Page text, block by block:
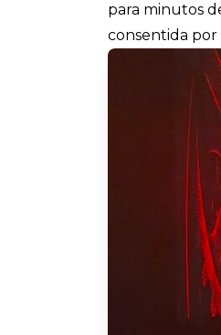
para minutos
consentida por